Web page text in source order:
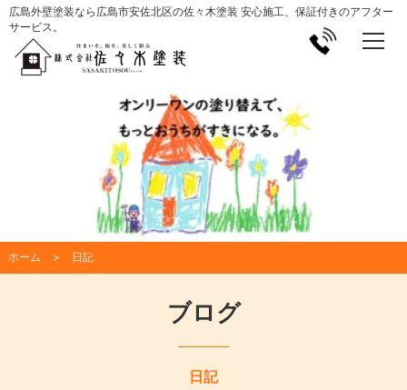
広島外壁塗装なら広島市安佐北区の佐々木塗装 安心施工、保証付きのアフター
サービス。
ホーム 日記
ブログ
日記